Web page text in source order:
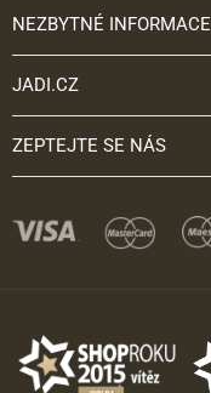
NEZBYTNÉ INFORMACE
JADI.CZ
ZEPTEJTE SE NÁS